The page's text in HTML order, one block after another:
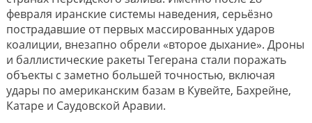
февраля иранские системы наведения, серьёзно
пострадавшие от первых массированных ударов
коалиции, внезапно обрели «второе дыхание». Дроны
и баллистические ракеты Тегерана стали поражать
объекты с заметно большей точностью, включая
удары по американским базам в Кувейте, Бахрейне,
Катаре и Саудовской Аравии.